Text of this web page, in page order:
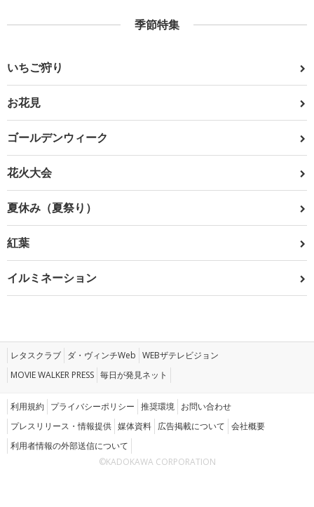
季節特集
いちご狩り
お花見
ゴールデンウィーク
花火大会
夏休み（夏祭り）
紅葉
イルミネーション
レタスクラブ ダ・ヴィンチWeb WEBザテレビジョン
MOVIE WALKER PRESS 毎日が発見ネット
利用規約 プライバシーポリシー 推奨環境 お問い合わせ
プレスリリース・情報提供 媒体資料 広告掲載について 会社概要
利用者情報の外部送信について
©KADOKAWA CORPORATION